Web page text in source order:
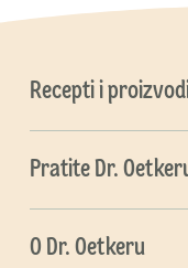
Recepti i
Pratite Dr.
O Dr. Oetkeru